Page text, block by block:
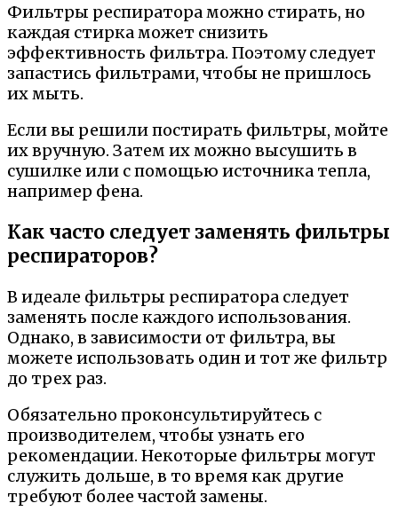
Фильтры респиратора можно стирать, но
каждая стирка может снизить
эффективность фильтра. Поэтому следует
запастись фильтрами, чтобы не пришлось
их мыть.
Если вы решили постирать фильтры, мойте
их вручную. Затем их можно высушить в
сушилке или с помощью источника тепла,
например фена.
Как часто следует заменять фильтры
респираторов?
В идеале фильтры респиратора следует
заменять после каждого использования.
Однако, в зависимости от фильтра, вы
можете использовать один и тот же фильтр
до трех раз.
Обязательно проконсультируйтесь с
производителем, чтобы узнать его
рекомендации. Некоторые фильтры могут
служить дольше, в то время как другие
требуют более частой замены.